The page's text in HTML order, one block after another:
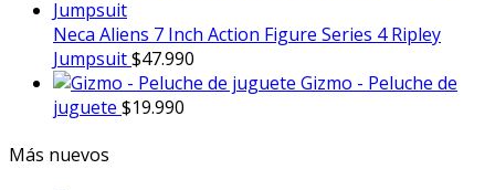
Neca Aliens 7 Inch Action Figure Series 4 Ripley
Jumpsuit$47.990
Gizmo - Peluche de
juguete $19.990
Más nuevos